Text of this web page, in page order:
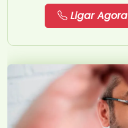
Ligar Agora